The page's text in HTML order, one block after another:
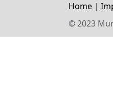
Home |
© 2023